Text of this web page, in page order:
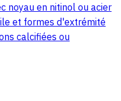
noyau en nitinol ou acier
et formes d'extrémité
calcifiées ou